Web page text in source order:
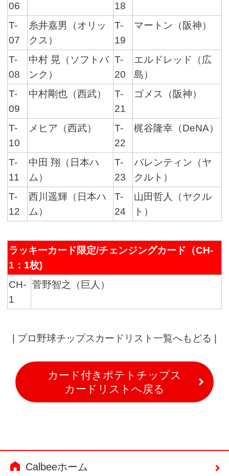
06
18
T-
07
糸井嘉男（オリッ
クス）
T-
19
マートン（阪神）
T-
08
中村 晃（ソフトバ
ンク）
T-
20
エルドレッド（広
島）
T-
09
中村剛也（西武）
T-
21
ゴメス（阪神）
T-
10
メヒア（西武）
T-
22
梶谷隆幸（DeNA）
T-
11
中田 翔（日本ハ
ム）
T-
23
バレンティン（ヤ
クルト）
T-
12
西川遥輝（日本ハ
ム）
T-
24
山田哲人（ヤクル
ト）
ラッキーカード限定/チェンジングカード（CH-
1：1枚)
CH-
1
菅野智之（巨人）
| プロ野球チップスカードリスト一覧へもどる |
カード付きポテトチップス
カードリストへ戻る
Calbeeホーム